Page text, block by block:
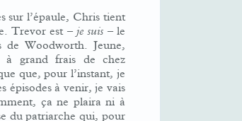
sur l’épaule, Chris tient
Trevor est – je suis – le
de Woodworth. Jeune,
à grand frais de chez
que, pour l’instant, je
épisodes à venir, je vais
ça ne plaira ni à
du patriarche qui, pour